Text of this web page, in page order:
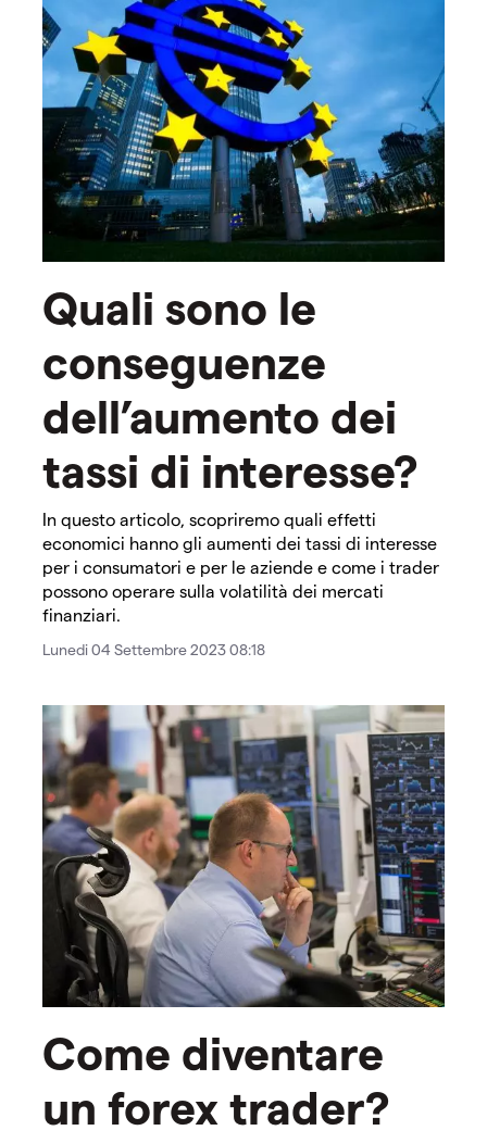
Quali sono le
conseguenze
dell’aumento dei
tassi di interesse?
In questo articolo, scopriremo quali effetti
economici hanno gli aumenti dei tassi di interesse
per i consumatori e per le aziende e come i trader
possono operare sulla volatilità dei mercati
finanziari.
Lunedi 04 Settembre 2023 08:18
Come diventare
un forex trader?